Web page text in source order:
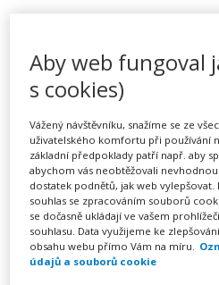
pedagogické
PořádáZřetel, s.r.o.
TERMÍN
08. 02. 2027
MÍSTO
Praha
Aby web fungoval
s cookies)
Vážený návštěvníku, snažíme se ze
uživatelského komfortu při používání
základní předpoklady patří např. aby
abychom vás neobtěžovali
dostatek podnětů, jak web
souhlas se zpracováním souborů
se dočasně ukládají ve vašem
souhlasu. Data využijeme ke
obsahu webu přímo Vám na míru.
údajů a souborů cookie